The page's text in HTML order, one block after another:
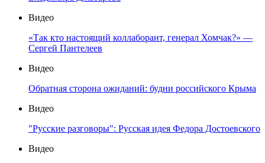
Видео
«Так кто настоящий коллаборант, генерал Хомчак?» —
Сергей Пантелеев
Видео
Обратная сторона ожиданий: будни российского Крыма
Видео
"Русские разговоры": Русская идея Федора Достоевского
Видео